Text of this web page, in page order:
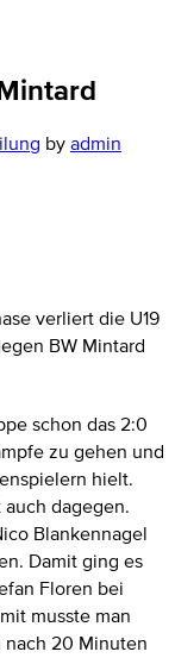
byadmin
verliert die U19
BW Mintard
schon das 2:0
zu gehen und
hielt.
dagegen.
Blankennagel
Damit ging es
Floren bei
musste man
20 Minuten